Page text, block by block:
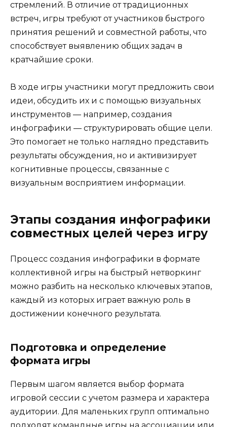
стремлений. В отличие от традиционных
встреч, игры требуют от участников быстрого
принятия решений и совместной работы, что
способствует выявлению общих задач в
кратчайшие сроки.
В ходе игры участники могут предложить свои
идеи, обсудить их и с помощью визуальных
инструментов — например, создания
инфографики — структурировать общие цели.
Это помогает не только наглядно представить
результаты обсуждения, но и активизирует
когнитивные процессы, связанные с
визуальным восприятием информации.
Этапы создания инфографики
совместных целей через игру
Процесс создания инфографики в формате
коллективной игры на быстрый нетворкинг
можно разбить на несколько ключевых этапов,
каждый из которых играет важную роль в
достижении конечного результата.
Подготовка и определение
формата игры
Первым шагом является выбор формата
игровой сессии с учетом размера и характера
аудитории. Для маленьких групп оптимально